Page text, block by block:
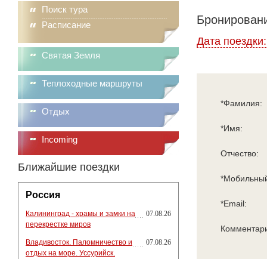
Поиск тура
Расписание
Святая Земля
Теплоходные маршруты
Отдых
Incoming
Ближайшие поездки
Россия
Калининград - храмы и замки на
перекрестке миров
07.08.26
Владивосток. Паломничество и
отдых на море. Уссурийск.
07.08.26
Дата
*Фамилия:
*Имя:
Отчество:
*Email: